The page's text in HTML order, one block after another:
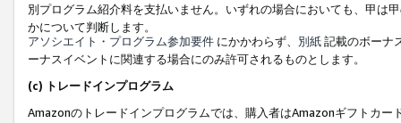
別プログラム紹介料を支払いません。いずれの場合においても、甲は
かについて判断します。
アソシエイト・プログラム参加要件 にかかわらず、 別紙記載のボーナ
ーナスイベントに関連する場合にのみ許可されるものとします。
(c) トレードインプログラム
Amazonのトレードインプログラムでは、購入者はAmazonギフトカ